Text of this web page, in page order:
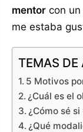
mentorcon un
me estaba
TEMAS DE
5 Motivos
¿Cuál es el
¿Cómo sé
¿Qué